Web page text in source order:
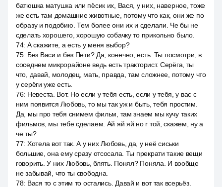
батюшка матушка или пёсик их, Вася, у них, наверное, тоже
же есть там домашние животные, потому что как, они же по
образу и подобию. Тем более они их и сделали. Че бы не
сделать хорошего, хорошую собачку то прикольно было.
74: А скажите, а есть у меня выбор?
75: Без Васи и без Пети? Да, конечно, есть. Ты посмотри, в
соседнем микрорайоне ведь есть тракторист. Серёга, ты
что, давай, молодец, мать, правда, там сложнее, потому что
у серёги уже есть.
76: Невеста. Вот. Но если у тебя есть, если у тебя, у вас с
ним появится Любовь, то мы так уж и быть, тебя простим.
Да, мы про тебя снимем фильм, там знаем мы кучу таких
фильмов, мы тебе сделаем. Ай яй яй но r той, скажем, ну а
че ты?
77: Хотела вот так. А у них Любовь, да, у неё сиськи
большие, она ему сразу отсосала. Ты прекрати такие вещи
говорить. У них Любовь, блять. Понял? Поняла. И вообще
не забывай, что ты свободна.
78: Вася то с этим то остались. Давай и вот так всерьёз.